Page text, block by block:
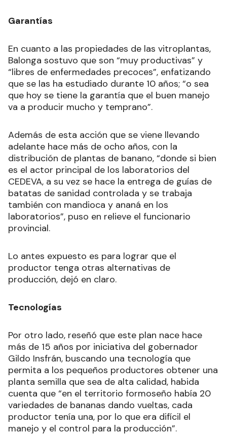
Garantías
En cuanto a las propiedades de las vitroplantas,
Balonga sostuvo que son “muy productivas” y
“libres de enfermedades precoces”, enfatizando
que se las ha estudiado durante 10 años; “o sea
que hoy se tiene la garantía que el buen manejo
va a producir mucho y temprano”.
Además de esta acción que se viene llevando
adelante hace más de ocho años, con la
distribución de plantas de banano, “donde si bien
es el actor principal de los laboratorios del
CEDEVA, a su vez se hace la entrega de guías de
batatas de sanidad controlada y se trabaja
también con mandioca y ananá en los
laboratorios”, puso en relieve el funcionario
provincial.
Lo antes expuesto es para lograr que el
productor tenga otras alternativas de
producción, dejó en claro.
Tecnologías
Por otro lado, reseñó que este plan nace hace
más de 15 años por iniciativa del gobernador
Gildo Insfrán, buscando una tecnología que
permita a los pequeños productores obtener una
planta semilla que sea de alta calidad, habida
cuenta que “en el territorio formoseño había 20
variedades de bananas dando vueltas, cada
productor tenía una, por lo que era difícil el
manejo y el control para la producción”.